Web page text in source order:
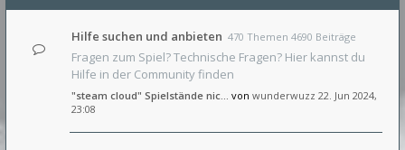
Hilfe suchen und anbieten 470 Themen 4690 Beiträge
Fragen zum Spiel? Technische Fragen? Hier kannst du
Hilfe in der Community finden
"steam cloud" Spielstände nic… von wunderwuzz 22. Jun 2024,
23:08